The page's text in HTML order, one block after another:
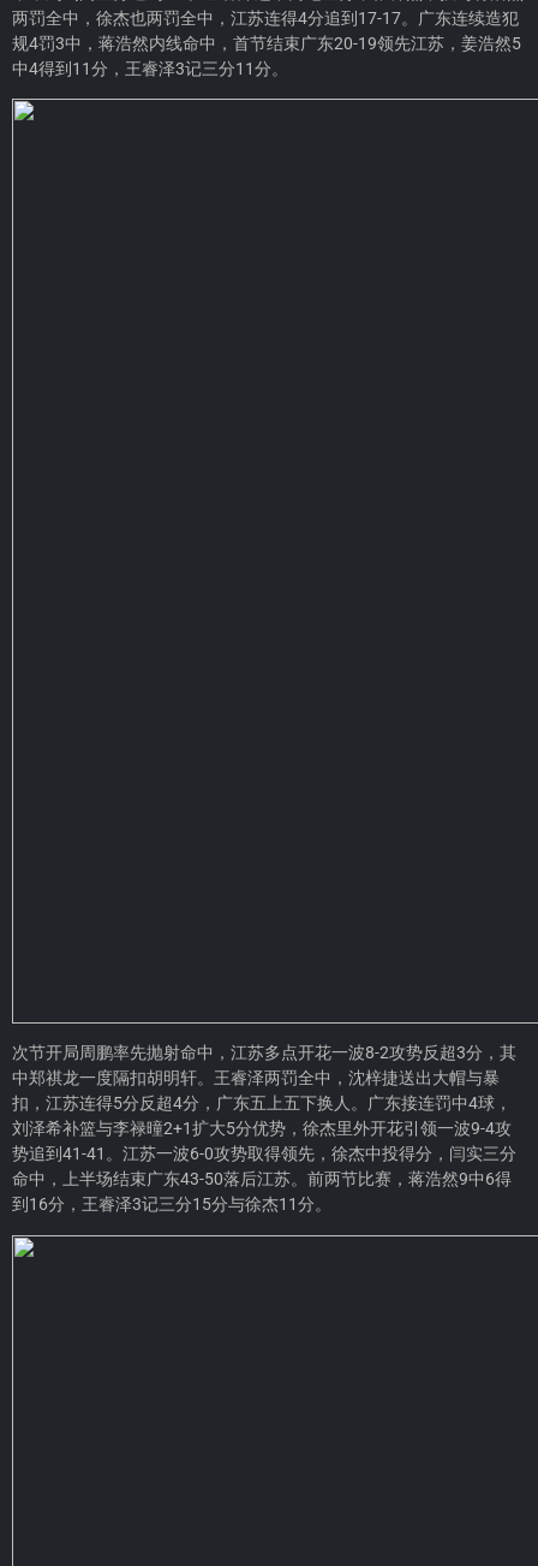
两罚全中，徐杰也两罚全中，江苏连得4分追到17-17。广东连续造犯
规4罚3中，蒋浩然内线命中，首节结束广东20-19领先江苏，姜浩然5
中4得到11分，王睿泽3记三分11分。
次节开局周鹏率先抛射命中，江苏多点开花一波8-2攻势反超3分，其
中郑祺龙一度隔扣胡明轩。王睿泽两罚全中，沈梓捷送出大帽与暴
扣，江苏连得5分反超4分，广东五上五下换人。广东接连罚中4球，
刘泽希补篮与李禄曈2+1扩大5分优势，徐杰里外开花引领一波9-4攻
势追到41-41。江苏一波6-0攻势取得领先，徐杰中投得分，闫实三分
命中，上半场结束广东43-50落后江苏。前两节比赛，蒋浩然9中6得
到16分，王睿泽3记三分15分与徐杰11分。